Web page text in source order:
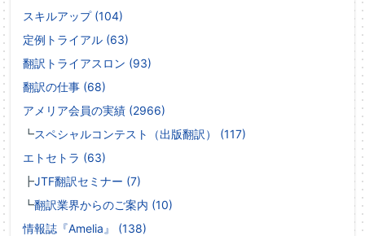
スキルアップ (104)
定例トライアル (63)
翻訳トライアスロン (93)
翻訳の仕事 (68)
アメリア会員の実績 (2966)
┗スペシャルコンテスト（出版翻訳） (117)
エトセトラ (63)
┣JTF翻訳セミナー (7)
┗翻訳業界からのご案内 (10)
情報誌『Amelia』 (138)